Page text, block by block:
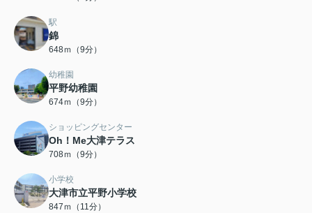
駅
錦
648ｍ（9分）
幼稚園
平野幼稚園
674ｍ（9分）
ショッピングセンター
Oh！Me大津テラス
708ｍ（9分）
小学校
大津市立平野小学校
847ｍ（11分）